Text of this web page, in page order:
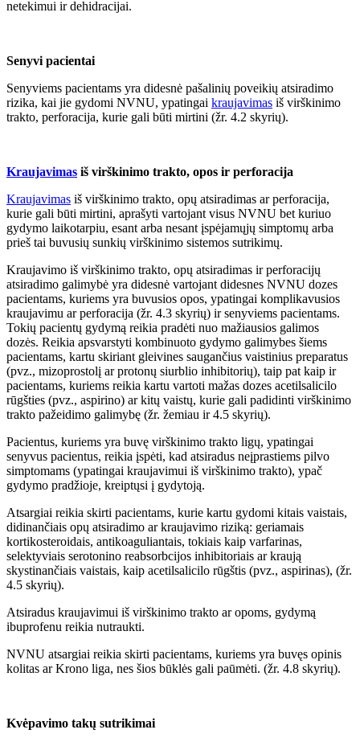
netekimui ir dehidracijai.
Senyvi pacientai
Senyviems pacientams yra didesnė pašalinių poveikių atsiradimo
rizika, kai jie gydomi NVNU, ypatingai kraujavimas iš virškinimo
trakto, perforacija, kurie gali būti mirtini (žr. 4.2 skyrių).
Kraujavimas iš virškinimo trakto, opos ir perforacija
Kraujavimas iš virškinimo trakto, opų atsiradimas ar perforacija,
kurie gali būti mirtini, aprašyti vartojant visus NVNU bet kuriuo
gydymo laikotarpiu, esant arba nesant įspėjamųjų simptomų arba
prieš tai buvusių sunkių virškinimo sistemos sutrikimų.
Kraujavimo iš virškinimo trakto, opų atsiradimas ir perforacijų
atsiradimo galimybė yra didesnė vartojant didesnes NVNU dozes
pacientams, kuriems yra buvusios opos, ypatingai komplikavusios
kraujavimu ar perforacija (žr. 4.3 skyrių) ir senyviems pacientams.
Tokių pacientų gydymą reikia pradėti nuo mažiausios galimos
dozės. Reikia apsvarstyti kombinuoto gydymo galimybes šiems
pacientams, kartu skiriant gleivines saugančius vaistinius preparatus
(pvz., mizoprostolį ar protonų siurblio inhibitorių), taip pat kaip ir
pacientams, kuriems reikia kartu vartoti mažas dozes acetilsalicilo
rūgšties (pvz., aspirino) ar kitų vaistų, kurie gali padidinti virškinimo
trakto pažeidimo galimybę (žr. žemiau ir 4.5 skyrių).
Pacientus, kuriems yra buvę virškinimo trakto ligų, ypatingai
senyvus pacientus, reikia įspėti, kad atsiradus neįprastiems pilvo
simptomams (ypatingai kraujavimui iš virškinimo trakto), ypač
gydymo pradžioje, kreiptųsi į gydytoją.
Atsargiai reikia skirti pacientams, kurie kartu gydomi kitais vaistais,
didinančiais opų atsiradimo ar kraujavimo riziką: geriamais
kortikosteroidais, antikoaguliantais, tokiais kaip varfarinas,
selektyviais serotonino reabsorbcijos inhibitoriais ar kraują
skystinančiais vaistais, kaip acetilsalicilo rūgštis (pvz., aspirinas), (žr.
4.5 skyrių).
Atsiradus kraujavimui iš virškinimo trakto ar opoms, gydymą
ibuprofenu reikia nutraukti.
NVNU atsargiai reikia skirti pacientams, kuriems yra buvęs opinis
kolitas ar Krono liga, nes šios būklės gali paūmėti. (žr. 4.8 skyrių).
Kvėpavimo takų sutrikimai